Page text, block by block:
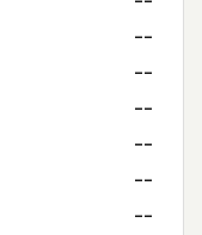
--
--
--
--
--
--